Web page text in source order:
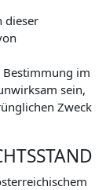
dieser
im
sein,
Zweck